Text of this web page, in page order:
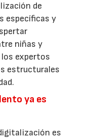
de
específicas y
niñas y
expertos
estructurales
ya es
es